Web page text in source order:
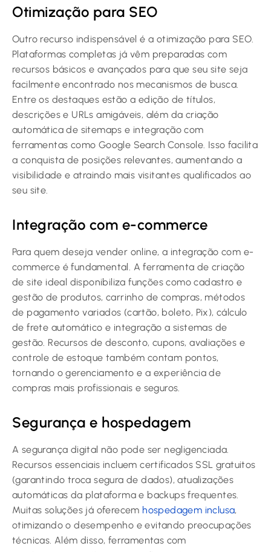
Otimização para SEO
Outro recurso indispensável é a otimização para SEO.
Plataformas completas já vêm preparadas com
recursos básicos e avançados para que seu site seja
facilmente encontrado nos mecanismos de busca.
Entre os destaques estão a edição de títulos,
descrições e URLs amigáveis, além da criação
automática de sitemaps e integração com
ferramentas como Google Search Console. Isso facilita
a conquista de posições relevantes, aumentando a
visibilidade e atraindo mais visitantes qualificados ao
seu site.
Integração com e-commerce
Para quem deseja vender online, a integração com e-
commerce é fundamental. A ferramenta de criação
de site ideal disponibiliza funções como cadastro e
gestão de produtos, carrinho de compras, métodos
de pagamento variados (cartão, boleto, Pix), cálculo
de frete automático e integração a sistemas de
gestão. Recursos de desconto, cupons, avaliações e
controle de estoque também contam pontos,
tornando o gerenciamento e a experiência de
compras mais profissionais e seguros.
Segurança e hospedagem
A segurança digital não pode ser negligenciada.
Recursos essenciais incluem certificados SSL gratuitos
(garantindo troca segura de dados), atualizações
automáticas da plataforma e backups frequentes.
Muitas soluções já oferecem hospedagem inclusa,
otimizando o desempenho e evitando preocupações
técnicas. Além disso, ferramentas com